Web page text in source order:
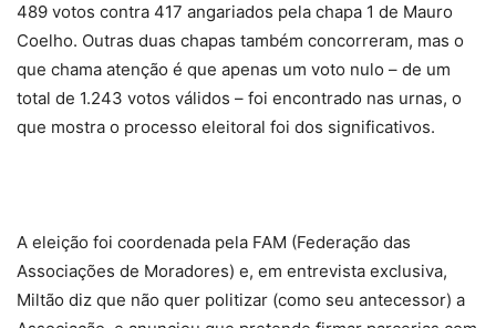
489 votos contra 417 angariados pela chapa 1 de Mauro
Coelho. Outras duas chapas também concorreram, mas o
que chama atenção é que apenas um voto nulo – de um
total de 1.243 votos válidos – foi encontrado nas urnas, o
que mostra o processo eleitoral foi dos significativos.
A eleição foi coordenada pela FAM (Federação das
Associações de Moradores) e, em entrevista exclusiva,
Miltão diz que não quer politizar (como seu antecessor) a